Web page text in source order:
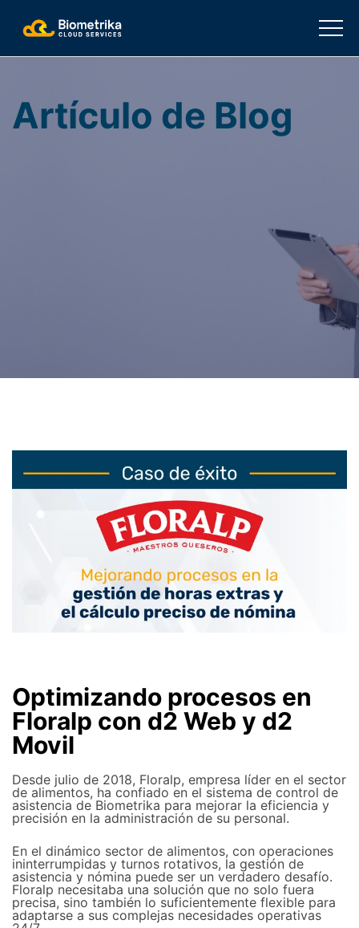
Artículo de Blog
Optimizando procesos en
Floralp con d2 Web y d2
Movil
Desde julio de 2018, Floralp, empresa líder en el sector
de alimentos, ha confiado en el sistema de control de
asistencia de Biometrika para mejorar la eficiencia y
precisión en la administración de su personal.
En el dinámico sector de alimentos, con operaciones
ininterrumpidas y turnos rotativos, la gestión de
asistencia y nómina puede ser un verdadero desafío.
Floralp necesitaba una solución que no solo fuera
precisa, sino también lo suficientemente flexible para
adaptarse a sus complejas necesidades operativas